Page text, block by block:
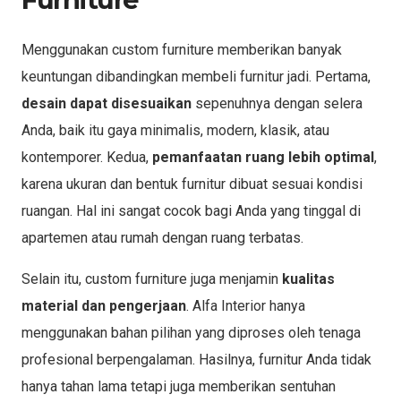
Menggunakan custom furniture memberikan banyak
keuntungan dibandingkan membeli furnitur jadi. Pertama,
desain dapat disesuaikan sepenuhnya dengan selera
Anda, baik itu gaya minimalis, modern, klasik, atau
kontemporer. Kedua, pemanfaatan ruang lebih optimal,
karena ukuran dan bentuk furnitur dibuat sesuai kondisi
ruangan. Hal ini sangat cocok bagi Anda yang tinggal di
apartemen atau rumah dengan ruang terbatas.
Selain itu, custom furniture juga menjamin kualitas
material dan pengerjaan. Alfa Interior hanya
menggunakan bahan pilihan yang diproses oleh tenaga
profesional berpengalaman. Hasilnya, furnitur Anda tidak
hanya tahan lama tetapi juga memberikan sentuhan